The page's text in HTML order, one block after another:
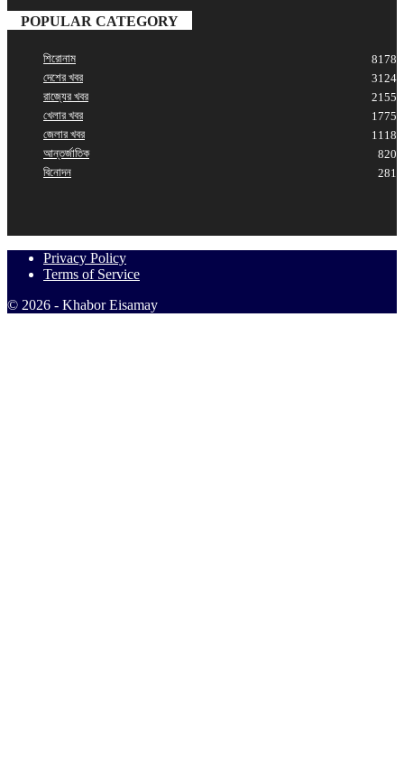
POPULAR CATEGORY
শিরোনাম
8178
দেশের খবর
3124
রাজ্যের খবর
2155
খেলার খবর
1775
জেলার খবর
1118
আন্তর্জাতিক
820
বিনোদন
281
Privacy Policy
Terms of Service
© 2026 - Khabor Eisamay